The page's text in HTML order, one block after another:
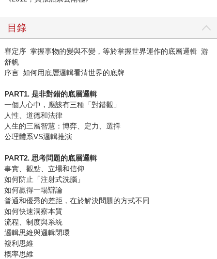
目錄
審定序 掌握事物的變與不變，等於掌握世界運作的底層邏輯 游
舒帆
序言 如何用底層邏輯看清世界的底牌
PART1. 是非對錯的底層邏輯
一個人心中，應該有三種「對錯觀」
人性、道德和法律
人生的三層智慧：博弈、定力、選擇
公理體系VS邏輯推演
PART2. 思考問題的底層邏輯
事實、觀點、立場和信仰
如何防止「注射式洗腦」
如何贏得一場辯論
普通和優秀的差距，在於解決問題的方式不同
如何快速洞察本質
流程、制度與系統
邏輯思維與邏輯閉環
複利思維
概率思維